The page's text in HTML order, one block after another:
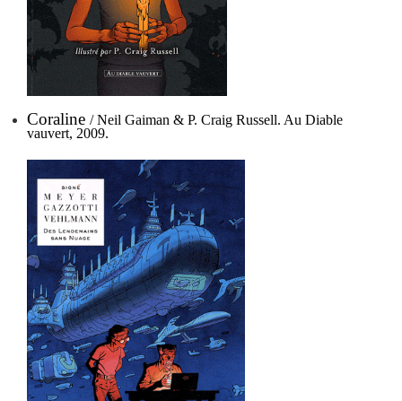
Coraline / Neil Gaiman & P. Craig Russell. Au Diable
vauvert, 2009.